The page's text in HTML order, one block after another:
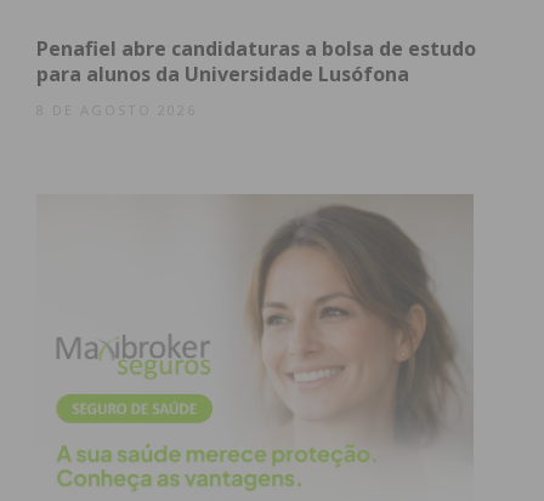
Imediato
Assine nossa newsletter por e-mail e
obtenha de forma regular a informação
atualizada.
Eu li e concordo com os
Penafiel abre candidaturas a bolsa de estudo
para alunos da Universidade Lusófona
8 DE AGOSTO 2026